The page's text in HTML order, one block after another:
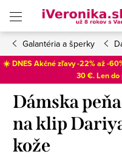
obsah
Galantéria a šperky
☀️ DNES Akčné zľavy -22% až -
30 €. Len do
Dámska
na klip
kože